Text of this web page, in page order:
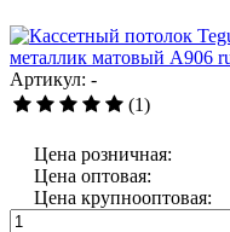
Артикул: -
(1)
Цена розничная:
Цена оптовая:
Цена крупнооптовая: